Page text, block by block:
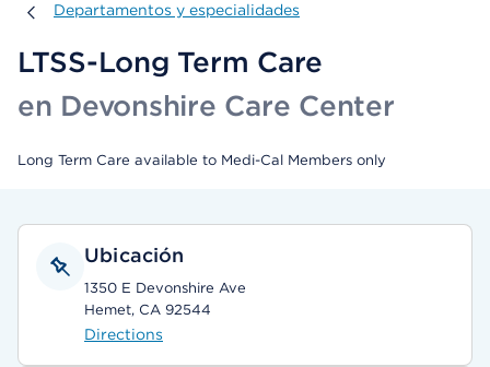
Departamentos y especialidades
Departamentos y especialidades
LTSS-Long Term Care
en Devonshire Care Center
Long Term Care available to Medi-Cal Members only
Ubicación
1350 E Devonshire Ave
Hemet, CA 92544
Directions